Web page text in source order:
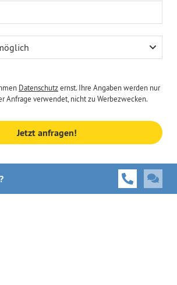
Datenschutzernst. Ihre Angaben werden nur
Anfrage verwendet, nicht zu Werbezwecken.
Jetzt anfragen!